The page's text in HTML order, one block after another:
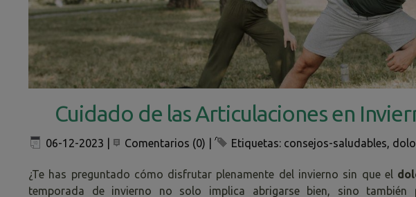
Cuidado de las Articulaciones en
06-12-2023 Comentarios (0) Etiquetas: consejos-saludables
¿Te has preguntado cómo disfrutar plenamente del invierno sin que el
temporada de invierno no solo implica abrigarse bien, sino